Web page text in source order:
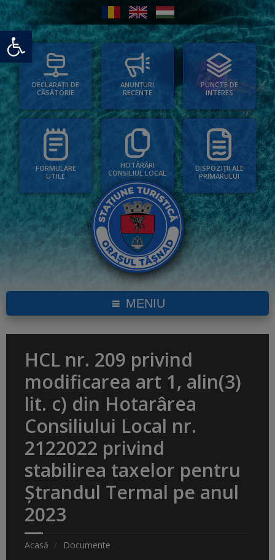
Deschide bara de unelte
DECLARAȚII DE
CĂSĂTORIE
ANUNȚURI
RECENTE
PUNCTE DE
INTERES
FORMULARE
UTILE
HOTĂRÂRI
CONSILIUL LOCAL
DISPOZIȚII ALE
PRIMARULUI
MENIU
HCL nr. 209 privind
modificarea art 1, alin(3)
lit. c) din Hotarârea
Consiliului Local nr.
2122022 privind
stabilirea taxelor pentru
Ştrandul Termal pe anul
2023
Acasă Documente